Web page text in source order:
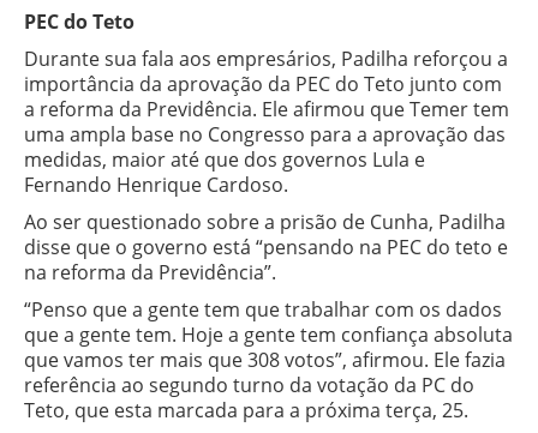
PEC do Teto
Durante sua fala aos empresários, Padilha reforçou a
importância da aprovação da PEC do Teto junto com
a reforma da Previdência. Ele afirmou que Temer tem
uma ampla base no Congresso para a aprovação das
medidas, maior até que dos governos Lula e
Fernando Henrique Cardoso.
Ao ser questionado sobre a prisão de Cunha, Padilha
disse que o governo está “pensando na PEC do teto e
na reforma da Previdência”.
“Penso que a gente tem que trabalhar com os dados
que a gente tem. Hoje a gente tem confiança absoluta
que vamos ter mais que 308 votos”, afirmou. Ele fazia
referência ao segundo turno da votação da PC do
Teto, que esta marcada para a próxima terça, 25.